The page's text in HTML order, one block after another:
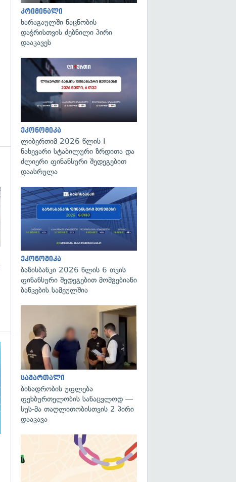
გადახედვა
კრიმინალი
ხარაგაულში ნაცნობის
დაჭრისთვის ძებნილი პირი
დააკავეს
ეკონომიკა
ლიბერთიმ 2026 წლის I
ნახევარი სტაბილური ზრდითა და
ძლიერი ფინანსური შედეგებით
დაასრულა
ეკონომიკა
ბაზისბანკი 2026 წლის 6 თვის
ფინანსური შედეგებით მომგებიანი
ბანკების სამეულშია
სამართალი
ბინადრობის უფლება
ფეხბურთელობის სანაცვლოდ —
სუს-მა თაღლითობისთვის 2 პირი
დააკავა